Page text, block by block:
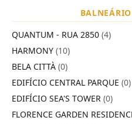
QUANTUM - RUA 2850 (4)
HARMONY (10)
BELA CITTÀ (0)
EDIFÍCIO CENTRAL PARQUE (0)
EDIFÍCIO SEA'S TOWER (0)
FLORENCE GARDEN